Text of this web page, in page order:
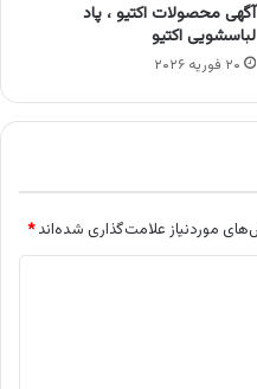
آگهی محصولات اکتیو ، پاد
لباسشویی اکتیو
۲۰ فوریه ۲۰۲۶
موردنیاز علامت‌گذاری شده‌اند*